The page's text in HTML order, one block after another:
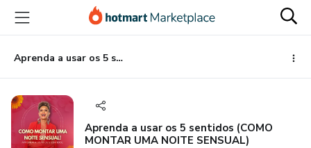
para
conteúdo
principal
para
pagamento
para
rodapé
Aprenda a usar os 5 sentidos (COMO MONTAR UMA NOITE SENSUAL)
Aprenda a usar os 5 sentidos (COMO
MONTAR UMA NOITE SENSUAL)